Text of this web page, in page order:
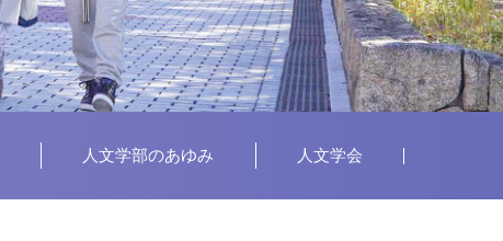
人文学部のあゆみ 人文学会